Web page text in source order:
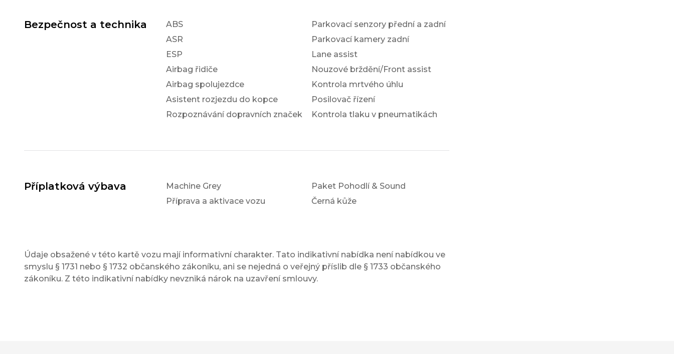
Bezpečnost a technika
ABS
ASR
ESP
Airbag řidiče
Airbag spolujezdce
Asistent rozjezdu do kopce
Rozpoznávání dopravních značek
Parkovací senzory přední a zadní
Parkovací kamery zadní
Lane assist
Nouzové brždění/Front assist
Kontrola mrtvého úhlu
Posilovač řízení
Kontrola tlaku v pneumatikách
Příplatková výbava
Machine Grey
Příprava a aktivace vozu
Paket Pohodlí & Sound
Černá kůže
Údaje obsažené v této kartě vozu mají informativní charakter. Tato indikativní nabídka není nabídkou ve
smyslu § 1731 nebo § 1732 občanského zákoníku, ani se nejedná o veřejný příslib dle § 1733 občanského
zákoníku. Z této indikativní nabídky nevzniká nárok na uzavření smlouvy.